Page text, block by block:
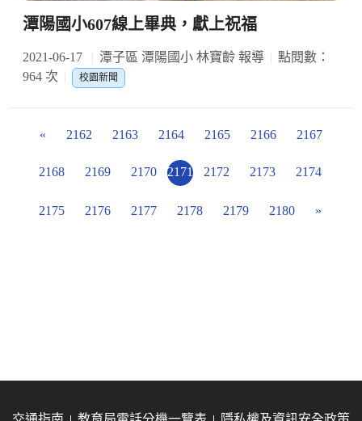
潭陽國小607線上畢典，獻上祝福
2021-06-17 潭子區 潭陽國小 林寶齡 報導
點閱數：
964 次
校園新聞
« 2162 2163 2164 2165 2166 2167
2168 2169 2170 2171 2172 2173 2174
2175 2176 2177 2178 2179 2180 »